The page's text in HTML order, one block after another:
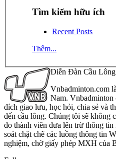
Tìm kiếm hữu ích
Recent Posts
Thêm...
Diễn Đàn Cầu
Vnbadminton.com
Nam. Vnbadminton
đích giao lưu, học hỏi, chia sẻ và
đến cầu lông. Chúng tôi sẽ không
do thành viên đưa lên trừ thông
soát chặt chẽ các luồng thông tin
nghiệm, chờ giấy phép MXH của